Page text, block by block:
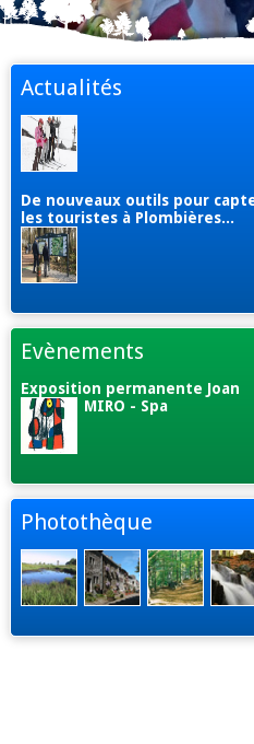
Actualités
De nouveaux outils pour
les touristes à Plombières...
Evènements
Exposition permanente Joan
MIRO - Spa
Photothèque